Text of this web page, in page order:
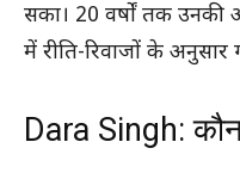
सका। 20 वर्षों तक उनकी
में रीति-रिवाजों के अनुसार
Dara Singh: कौन